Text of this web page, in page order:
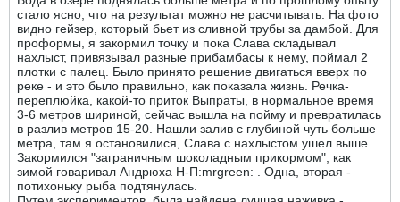
стало ясно, что на результат можно не расчитывать. На фото
видно гейзер, который бьет из сливной трубы за дамбой. Для
проформы, я закормил точку и пока Слава складывал
нахлыст, привязывал разные прибамбасы к нему, поймал 2
плотки с палец. Было принято решение двигаться вверх по
реке - и это было правильно, как показала жизнь. Речка-
переплюйка, какой-то приток Выпраты, в нормальное время
3-6 метров шириной, сейчас вышла на пойму и превратилась
в разлив метров 15-20. Нашли залив с глубиной чуть больше
метра, там я остановилися, Слава с нахлыстом ушел выше.
Закормился "заграничным шоколадным прикормом", как
зимой говаривал Андрюха Н-П:mrgreen: . Одна, вторая -
потихоньку рыба подтянулась.